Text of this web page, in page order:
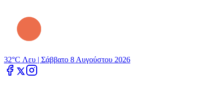
32°C Λευ | Σάββατο 8 Αυγούστου 2026